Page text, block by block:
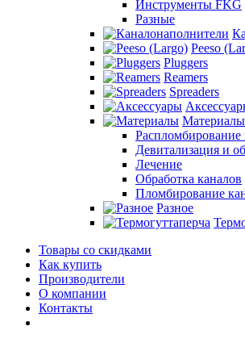
Инструменты FKG
Разные
Peeso
Pluggers
Reamers
Spreaders
Материалы
Распломбирование
Девитализация и
Лечение
Обработка каналов
Пломбирование
Разное
Товары со скидками
Как купить
Производители
О компании
Контакты